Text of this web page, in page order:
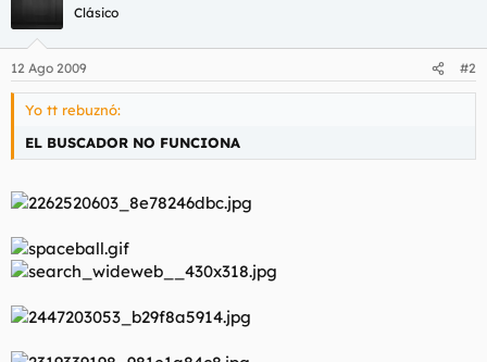
Clásico
12 Ago 2009 #2
Yo tt rebuznó:
EL BUSCADOR NO FUNCIONA